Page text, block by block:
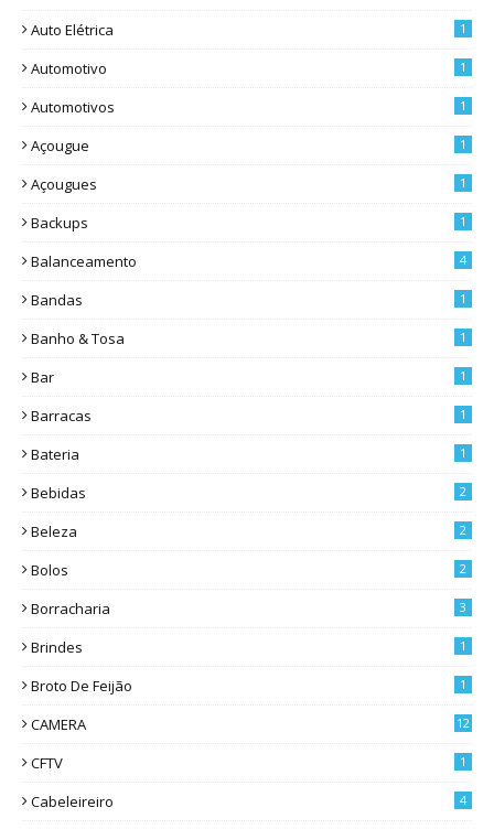
Auto Elétrica
1
Automotivo 1
Automotivos 1
Açougue 1
Açougues 1
Backups 1
Balanceamento 4
Bandas 1
Banho & Tosa 1
Bar 1
Barracas 1
Bateria 1
Bebidas 2
Beleza 2
Bolos 2
Borracharia 3
Brindes 1
Broto De Feijão 1
CAMERA 12
CFTV 1
Cabeleireiro 4